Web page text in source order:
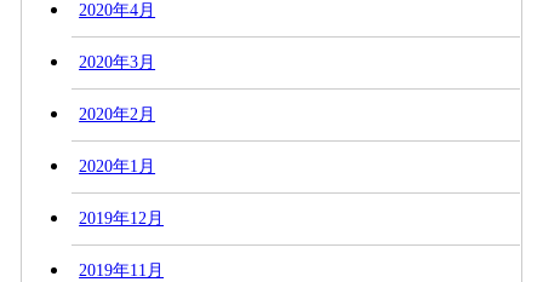
2020年4月
2020年3月
2020年2月
2020年1月
2019年12月
2019年11月